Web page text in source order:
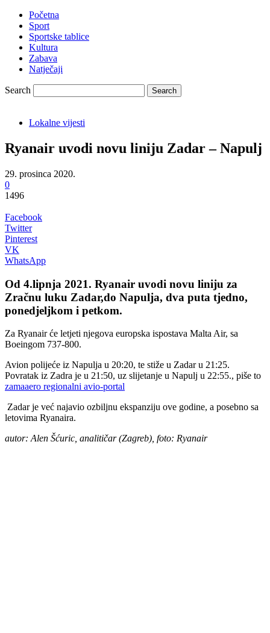
Početna
Sport
Sportske tablice
Kultura
Zabava
Natječaji
Search
Lokalne vijesti
Ryanair uvodi novu liniju Zadar – Napulj
29. prosinca 2020.
0
1496
Facebook
Twitter
Pinterest
VK
WhatsApp
Od 4.lipnja 2021. Ryanair uvodi novu liniju za
Zračnu luku Zadar,do Napulja, dva puta tjedno,
ponedjeljkom i petkom.
Za Ryanair će letjeti njegova europska ispostava Malta Air, sa
Boeingom 737-800.
Avion polijeće iz Napulja u 20:20, te stiže u Zadar u 21:25.
Povratak iz Zadra je u 21:50, uz slijetanje u Napulj u 22:55., piše to
zamaaero regionalni avio-portal
Zadar je već najavio ozbiljnu ekspanziju ove godine, a posebno sa
letovima Ryanaira.
autor: Alen Šćuric, analitičar (Zagreb), foto: Ryanair